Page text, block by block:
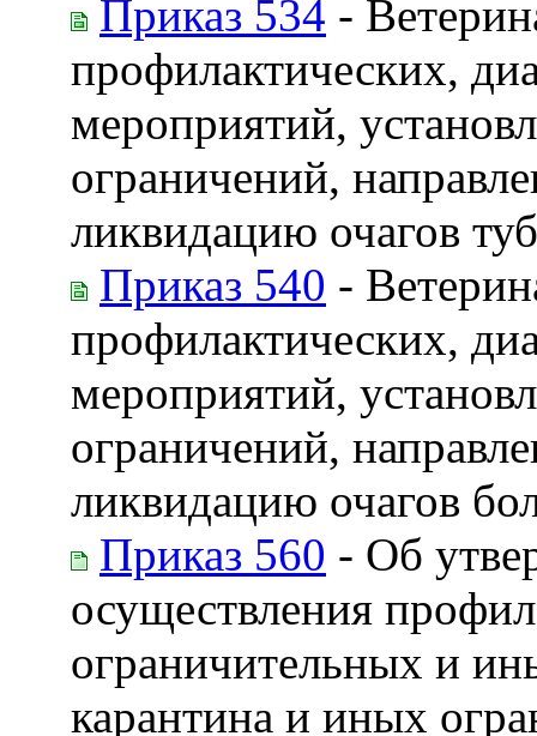
Приказ 534 -
профилактических,
мероприятий,
ограничений,
ликвидацию очагов
Приказ 540 -
профилактических,
мероприятий,
ограничений,
ликвидацию очагов
Приказ 560 - Об
осуществления
ограничительных и
карантина и иных